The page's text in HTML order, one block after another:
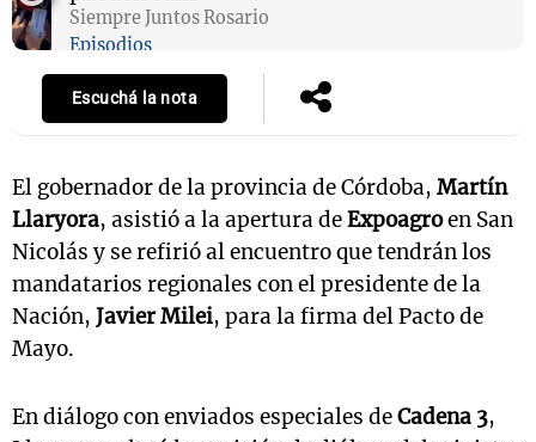
Siempre Juntos Rosario
Episodios
Escuchá la nota
El gobernador de la provincia de Córdoba, Martín
Llaryora, asistió a la apertura deExpoagroen San
Nicolás y se refirió al encuentro que tendrán los
mandatarios regionales con el presidente de la
Nación, Javier Milei, para la firma del Pacto de
Mayo.
En diálogo con enviados especiales deCadena 3,